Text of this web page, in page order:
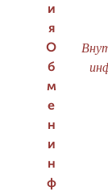
и
я
О
б
м
е
н
и
н
ф